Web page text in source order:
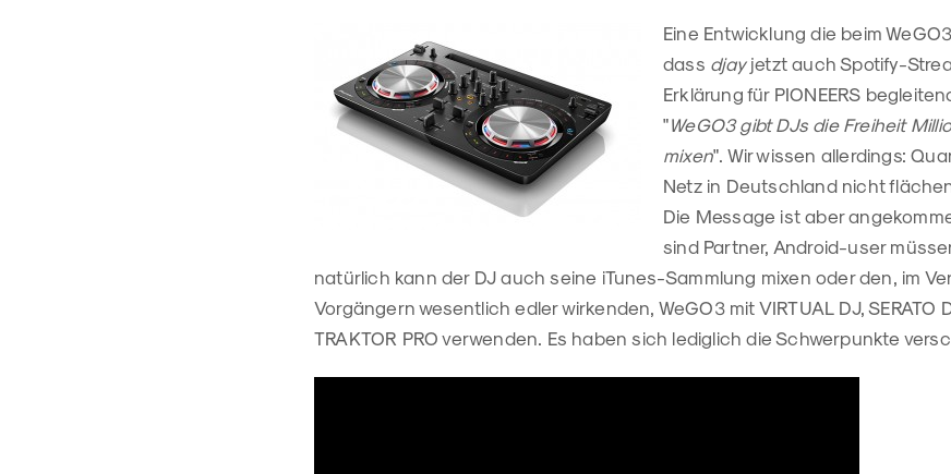
Eine Entwicklung die beim
dass djayjetzt auch Spotify-
Erklärung für PIONEERS
"WeGO3 gibt DJs die Freiheit
mixen". Wir wissen allerdings:
Netz in Deutschland nicht
Die Message ist aber
sind Partner, Android-user
natürlich kann der DJ auch seine iTunes-Sammlung mixen oder den, im
Vorgängern wesentlich edler wirkenden, WeGO3 mit VIRTUAL DJ, SERATO
TRAKTOR PRO verwenden. Es haben sich lediglich die Schwerpunkte